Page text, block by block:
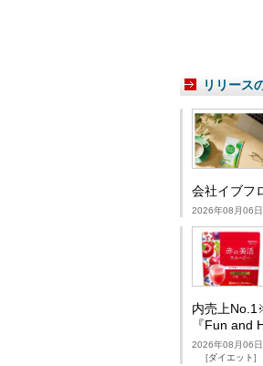
リリース
会社イブフ
2026年08月06
内売上
『Fun and
2026年08月06
ダイエット